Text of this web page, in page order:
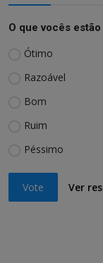
O que vocês
Ótimo
Razoável
Bom
Ruim
Péssimo
Vote Ver